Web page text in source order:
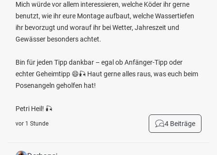
Mich würde vor allem interessieren, welche Köder ihr gerne
benutzt, wie ihr eure Montage aufbaut, welche Wassertiefen
ihr bevorzugt und worauf ihr bei Wetter, Jahreszeit und
Gewässer besonders achtet.
Bin für jeden Tipp dankbar – egal ob Anfänger-Tipp oder
echter Geheimtipp 😄🎣 Haut gerne alles raus, was euch beim
Posenangeln geholfen hat!
Petri Heil! 🎣
vor 1 Stunde 4 Beiträge